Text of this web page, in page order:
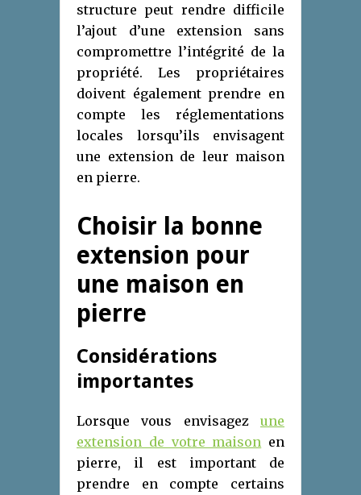
structure peut rendre difficile
l’ajout d’une extension sans
compromettre l’intégrité de la
propriété. Les propriétaires
doivent également prendre en
compte les réglementations
locales lorsqu’ils envisagent
une extension de leur maison
en pierre.
Choisir la bonne
extension pour
une maison en
pierre
Considérations
importantes
Lorsque vous envisagez une
extension de votre maison en
pierre, il est important de
prendre en compte certains